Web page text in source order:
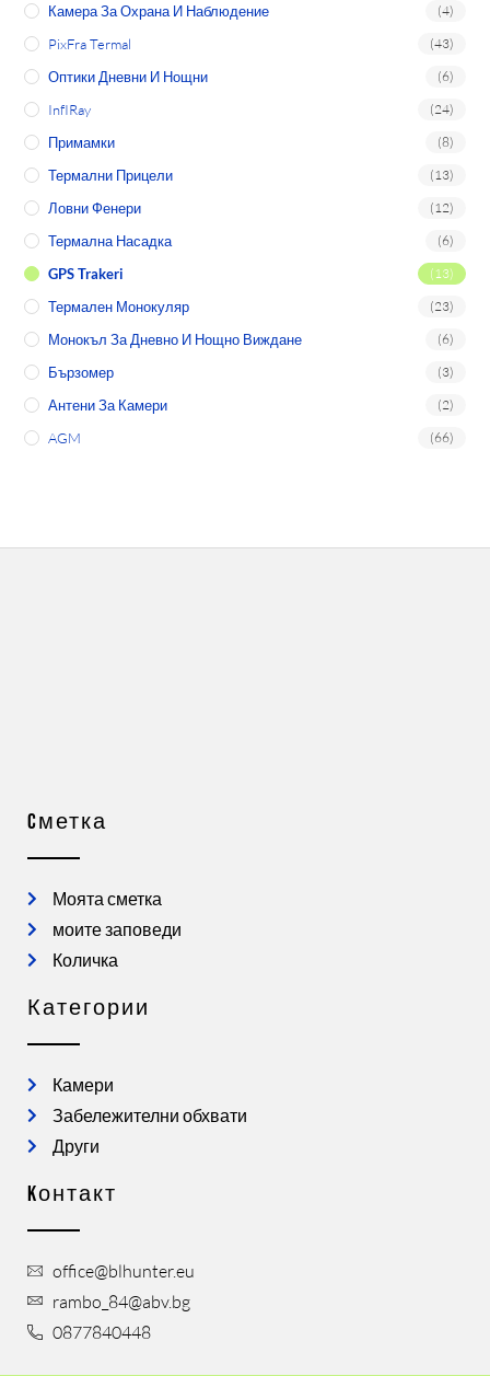
Камера За Охрана И Наблюдение (4)
PixFra Termal (43)
Оптики Дневни И Нощни (6)
InfIRay (24)
Примамки (8)
Термални Прицели (13)
Ловни Фенери (12)
Термална Насадка (6)
GPS Trakeri (13)
Термален Монокуляр (23)
Монокъл За Дневно И Нощно Виждане (6)
Бързомер (3)
Антени За Камери (2)
AGM (66)
Cметка
Моята сметка
моите заповеди
Количка
Категории
Камери
Забележителни обхвати
Други
Kонтакт
office@blhunter.eu
rambo_84@abv.bg
0877840448